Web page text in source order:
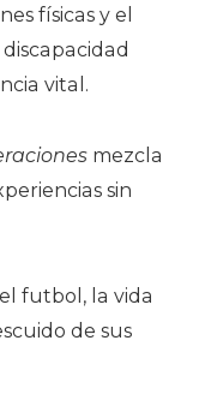
físicas y el
vital.
mezcla
sin
futbol, la vida
de sus